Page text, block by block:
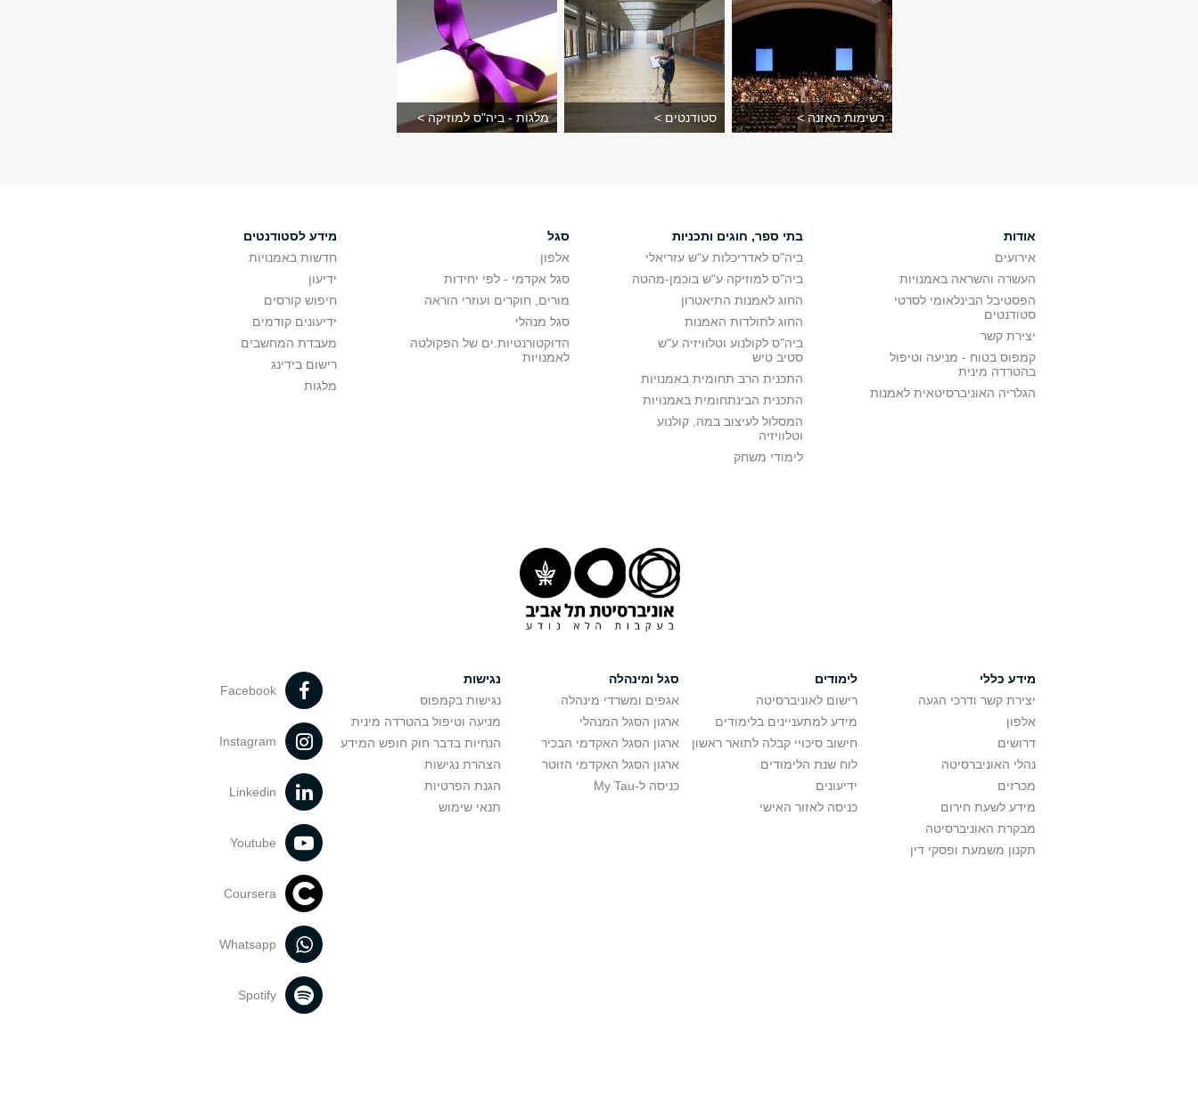
רשימות האזנה > סטודנטים > מלגות - ביה"ס למוזיקה >
אודות
אירועים
העשרה והשראה באמנויות
הפסטיבל הבינלאומי לסרטי
סטודנטים
יצירת קשר
קמפוס בטוח - מניעה וטיפול
בהטרדה מינית
הגלריה האוניברסיטאית לאמנות
בתי ספר, חוגים ותכניות
ביה"ס לאדריכלות ע"ש עזריאלי
ביה"ס למוזיקה ע"ש בוכמן-מהטה
החוג לאמנות התיאטרון
החוג לתולדות האמנות
ביה"ס לקולנוע וטלוויזיה ע"ש
סטיב טיש
התכנית הרב תחומית באמנויות
התכנית הבינתחומית באמנויות
המסלול לעיצוב במה, קולנוע
וטלוויזיה
לימודי משחק
סגל
אלפון
סגל אקדמי - לפי יחידות
מורים, חוקרים ועוזרי הוראה
סגל מנהלי
הדוקטורנטיות.ים של הפקולטה
לאמנויות
מידע לסטודנטים
חדשות באמנויות
ידיעון
חיפוש קורסים
ידיעונים קודמים
מעבדת המחשבים
רישום בידינג
מלגות
מידע כללי
יצירת קשר ודרכי הגעה
אלפון
דרושים
נהלי האוניברסיטה
מכרזים
מידע לשעת חירום
מבקרת האוניברסיטה
תקנון משמעת ופסקי דין
לימודים
רישום לאוניברסיטה
מידע למתעניינים בלימודים
חישוב סיכויי קבלה לתואר ראשון
לוח שנת הלימודים
ידיעונים
כניסה לאזור האישי
סגל ומינהלה
אגפים ומשרדי מינהלה
ארגון הסגל המנהלי
ארגון הסגל האקדמי הבכיר
ארגון הסגל האקדמי הזוטר
כניסה ל-My Tau
נגישות
נגישות בקמפוס
מניעה וטיפול בהטרדה מינית
הנחיות בדבר חוק חופש המידע
הצהרת נגישות
הגנת הפרטיות
תנאי שימוש
Facebook
Instagram
Linkedin
Youtube
Coursera
Whatsapp
Spotify